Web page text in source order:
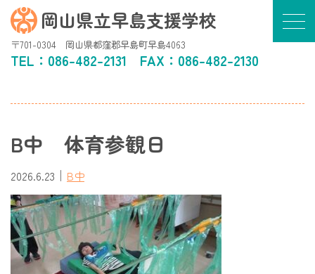
岡山県立早島支援学校
〒701-0304 岡山県都窪郡早島町早島4063
TEL： 086-482-2131 FAX：086-482-2130
B中 体育参観日
2026.6.23 ｜ B中